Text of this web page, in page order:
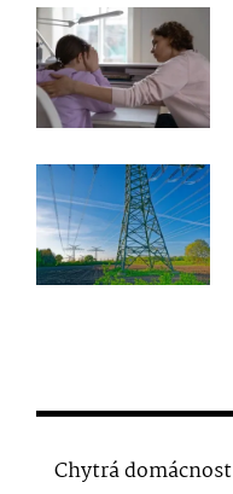
Chytrá domácnost